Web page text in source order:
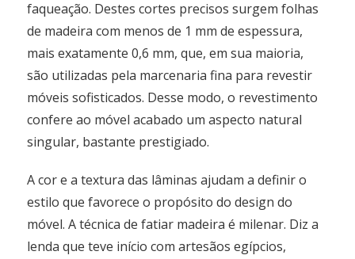
faqueação. Destes cortes precisos surgem folhas
de madeira com menos de 1 mm de espessura,
mais exatamente 0,6 mm, que, em sua maioria,
são utilizadas pela marcenaria fina para revestir
móveis sofisticados. Desse modo, o revestimento
confere ao móvel acabado um aspecto natural
singular, bastante prestigiado.
A cor e a textura das lâminas ajudam a definir o
estilo que favorece o propósito do design do
móvel. A técnica de fatiar madeira é milenar. Diz a
lenda que teve início com artesãos egípcios,